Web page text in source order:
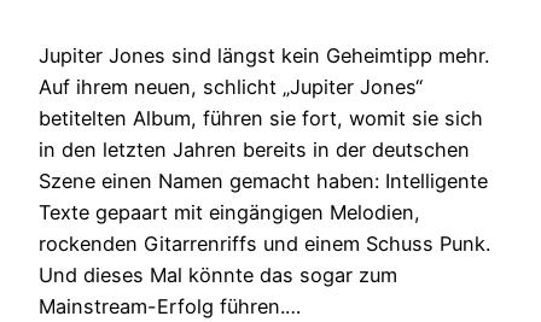
Jupiter Jones sind längst kein Geheimtipp mehr.
Auf ihrem neuen, schlicht „Jupiter Jones“
betitelten Album, führen sie fort, womit sie sich
in den letzten Jahren bereits in der deutschen
Szene einen Namen gemacht haben: Intelligente
Texte gepaart mit eingängigen Melodien,
rockenden Gitarrenriffs und einem Schuss Punk.
Und dieses Mal könnte das sogar zum
Mainstream-Erfolg führen.…